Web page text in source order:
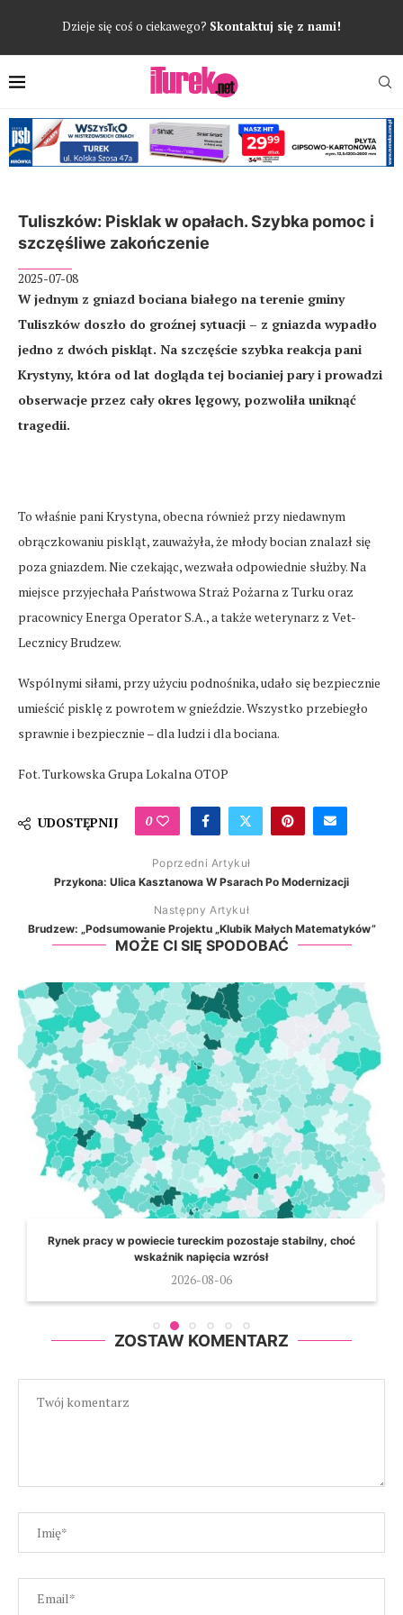
Dzieje się coś o ciekawego? Skontaktuj się z nami!
Tuliszków: Pisklak w opałach. Szybka pomoc i
szczęśliwe zakończenie
2025-07-08
W jednym z gniazd bociana białego na terenie gminy
Tuliszków doszło do groźnej sytuacji – z gniazda wypadło
jedno z dwóch piskląt. Na szczęście szybka reakcja pani
Krystyny, która od lat dogląda tej bocianiej pary i prowadzi
obserwacje przez cały okres lęgowy, pozwoliła uniknąć
tragedii.
To właśnie pani Krystyna, obecna również przy niedawnym
obrączkowaniu piskląt, zauważyła, że młody bocian znalazł się
poza gniazdem. Nie czekając, wezwała odpowiednie służby. Na
miejsce przyjechała Państwowa Straż Pożarna z Turku oraz
pracownicy Energa Operator S.A., a także weterynarz z Vet-
Lecznicy Brudzew.
Wspólnymi siłami, przy użyciu podnośnika, udało się bezpiecznie
umieścić pisklę z powrotem w gnieździe. Wszystko przebiegło
sprawnie i bezpiecznie – dla ludzi i dla bociana.
Fot. Turkowska Grupa Lokalna OTOP
UDOSTĘPNIJ 0
Poprzedni Artykuł
Przykona: Ulica Kasztanowa W Psarach Po Modernizacji
Następny Artykuł
Brudzew: „Podsumowanie Projektu „Klubik Małych Matematyków”
MOŻE CI SIĘ SPODOBAĆ
Rynek pracy w powiecie tureckim pozostaje stabilny, choć
wskaźnik napięcia wzrósł
2026-08-06
ZOSTAW KOMENTARZ